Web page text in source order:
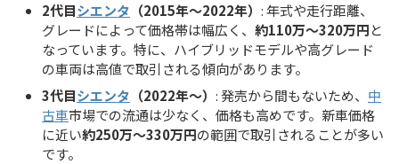
2代目シエンタ （2015年～2022年） : 年式や走行距離、
グレードによって価格帯は幅広く、 約110万～320万円と
なっています。特に、ハイブリッドモデルや高グレード
の車両は高値で取引される傾向があります。
3代目シエンタ （2022年～） : 発売から間もないため、 中
古車市場での流通は少なく、価格も高めです。新車価格
に近い約250万～330万円の範囲で取引されることが多い
です。